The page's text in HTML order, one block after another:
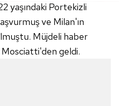
yaşındaki Portekizli
ve Milan'ın
Müjdeli haber
geldi.